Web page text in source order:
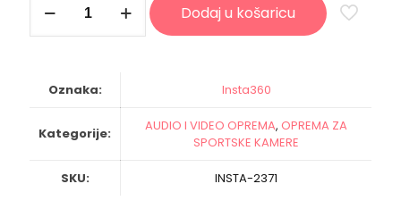
dodatna
oprema
Mount
količina
Dodaj u košaricu
Oznaka: Insta360
Kategorije: AUDIO I VIDEO OPREMA, OPREMA ZA
SPORTSKE KAMERE
SKU: INSTA-2371